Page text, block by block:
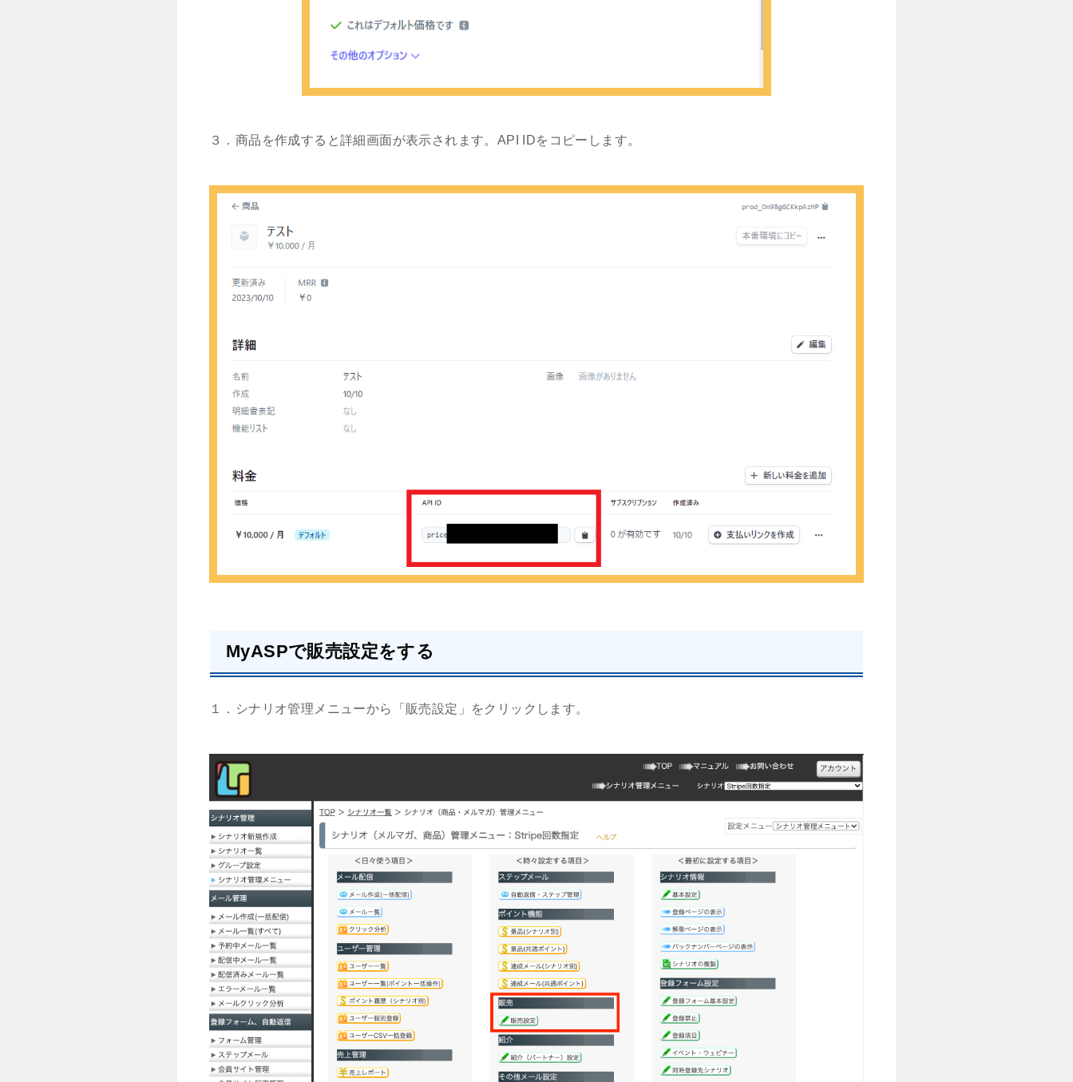
３．商品を作成すると詳細画面が表示されます。API IDをコピーします。
MyASPで販売設定をする
１．シナリオ管理メニューから「販売設定」をクリックします。